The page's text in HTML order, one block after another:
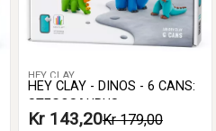
HEY CLAY
HEY CLAY - DINOS - 6 CANS:
STEGOSAURUS,
PACHYCEPHALOSAURUS,
Kr 143,20Kr 179,00